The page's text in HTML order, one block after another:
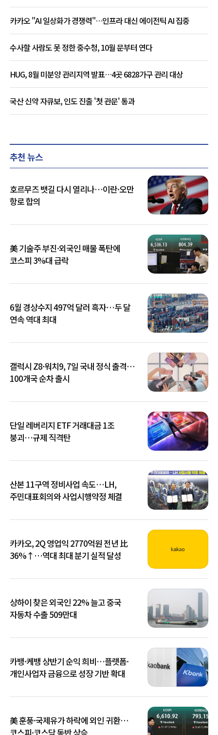
카카오 "AI 일상화가 경쟁력"…인프라 대신 에이전틱 AI 집중
수사할 사람도 못 정한 중수청, 10월 문부터 연다
HUG, 8월 미분양 관리지역 발표…4곳 6828가구 관리 대상
국산 신약 자큐보, 인도 진출 '첫 관문' 통과
추천 뉴스
호르무즈 뱃길 다시 열리나…이란·오만
항로 합의
美 기술주 부진·외국인 매물 폭탄에
코스피 3%대 급락
6월 경상수지 497억 달러 흑자…두 달
연속 역대 최대
갤럭시 Z8·워치9, 7일 국내 정식 출격…
100개국 순차 출시
단일 레버리지 ETF 거래대금 1조
붕괴…규제 직격탄
산본 11구역 정비사업 속도…LH,
주민대표회의와 사업시행약정 체결
카카오, 2Q 영업익 2770억원 전년 比
36%↑…역대 최대 분기 실적 달성
상하이 찾은 외국인 22% 늘고 중국
자동차 수출 509만대
카뱅·케뱅 상반기 순익 희비…플랫폼·
개인사업자 금융으로 성장 기반 확대
美 훈풍·국제유가 하락에 외인 귀환…
코스피·코스닥 동반 상승